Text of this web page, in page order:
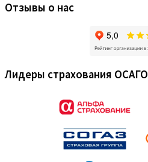
Отзывы о нас
Лидеры страхования ОСАГО